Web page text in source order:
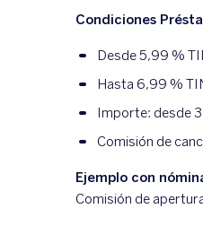
Condiciones
Desde5,99 %
Hasta 6,99 %
Importe: desde
Comisión de
Ejemplo con
Comisión de